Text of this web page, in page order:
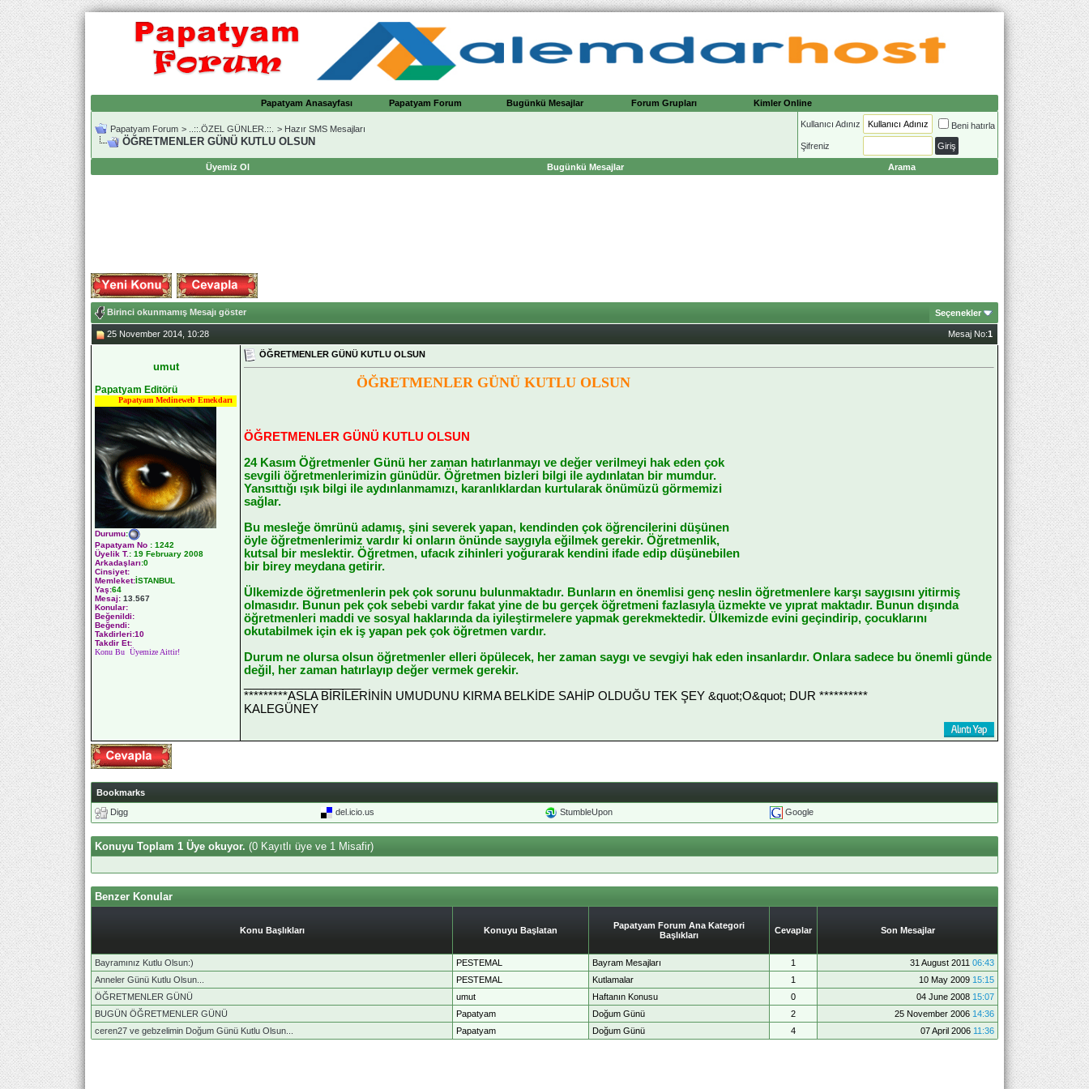
Papatyam Anasayfası Papatyam Forum Bugünkü Mesajlar Forum Grupları Kimler Online
Papatyam Forum > ..::.ÖZEL GÜNLER.::. > Hazır SMS Mesajları
ÖĞRETMENLER GÜNÜ KUTLU OLSUN
Kullanıcı Adınız Beni hatırla
Şifreniz
Üyemiz Ol Bugünkü Mesajlar Arama
Birinci okunmamış Mesajı göster Seçenekler
25 November 2014, 10:28 Mesaj No:1
umut
Papatyam Editörü
Papatyam Medineweb Emekdarı
Durumu:
Papatyam No : 1242
Üyelik T.: 19 February 2008
Arkadaşları:0
Cinsiyet:
Memleket:İSTANBUL
Yaş:64
Mesaj: 13.567
Konular:
Beğenildi:
Beğendi:
Takdirleri:10
Takdir Et:
Konu Bu Üyemize Aittir!
ÖĞRETMENLER GÜNÜ KUTLU OLSUN
ÖĞRETMENLER GÜNÜ KUTLU OLSUN
ÖĞRETMENLER GÜNÜ KUTLU OLSUN
24 Kasım Öğretmenler Günü her zaman hatırlanmayı ve değer verilmeyi hak eden çok
sevgili öğretmenlerimizin günüdür. Öğretmen bizleri bilgi ile aydınlatan bir mumdur.
Yansıttığı ışık bilgi ile aydınlanmamızı, karanlıklardan kurtularak önümüzü görmemizi
sağlar.
Bu mesleğe ömrünü adamış, şini severek yapan, kendinden çok öğrencilerini düşünen
öyle öğretmenlerimiz vardır ki onların önünde saygıyla eğilmek gerekir. Öğretmenlik,
kutsal bir meslektir. Öğretmen, ufacık zihinleri yoğurarak kendini ifade edip düşünebilen
bir birey meydana getirir.
Ülkemizde öğretmenlerin pek çok sorunu bulunmaktadır. Bunların en önemlisi genç neslin öğretmenlere karşı saygısını yitirmiş
olmasıdır. Bunun pek çok sebebi vardır fakat yine de bu gerçek öğretmeni fazlasıyla üzmekte ve yıprat maktadır. Bunun dışında
öğretmenleri maddi ve sosyal haklarında da iyileştirmelere yapmak gerekmektedir. Ülkemizde evini geçindirip, çocuklarını
okutabilmek için ek iş yapan pek çok öğretmen vardır.
Durum ne olursa olsun öğretmenler elleri öpülecek, her zaman saygı ve sevgiyi hak eden insanlardır. Onlara sadece bu önemli günde
değil, her zaman hatırlayıp değer vermek gerekir.
*********ASLA BİRİLERİNİN UMUDUNU KIRMA BELKİDE SAHİP OLDUĞU TEK ŞEY &quot;O&quot; DUR **********
KALEGÜNEY
Bookmarks
Digg
del.icio.us StumbleUpon Google
Konuyu Toplam 1 Üye okuyor. (0 Kayıtlı üye ve 1 Misafir)
Benzer Konular
Konu Başlıkları Konuyu Başlatan
Papatyam Forum Ana Kategori
Başlıkları
Cevaplar Son Mesajlar
Bayramınız Kutlu Olsun:) PESTEMAL Bayram Mesajları 1 31 August 2011 06:43
Anneler Günü Kutlu Olsun...
PESTEMAL Kutlamalar 1 10 May 2009 15:15
ÖĞRETMENLER GÜNÜ
umut Haftanın Konusu 0 04 June 2008 15:07
BUGÜN ÖĞRETMENLER GÜNÜ
Papatyam Doğum Günü 2 25 November 2006 14:36
ceren27 ve gebzelimin Doğum Günü Kutlu Olsun...
Papatyam Doğum Günü 4 07 April 2006 11:36